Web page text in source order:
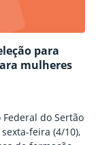
para
mulheres
do Sertão
feira (4/10),